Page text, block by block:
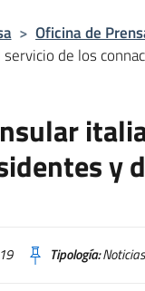
> Oficina de
de los
y
Tipología:Noticias